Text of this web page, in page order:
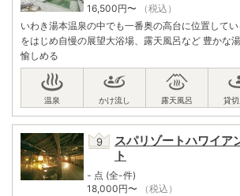
16,500円〜
（税込）
いわき湯本温泉の中でも一番奥の高台に位置して
をはじめ自慢の展望大浴場、露天風呂など 豊かな
愉しめる
スパリゾートハワイ
ト
- 点 (全-件)
18,000円〜
（税込）